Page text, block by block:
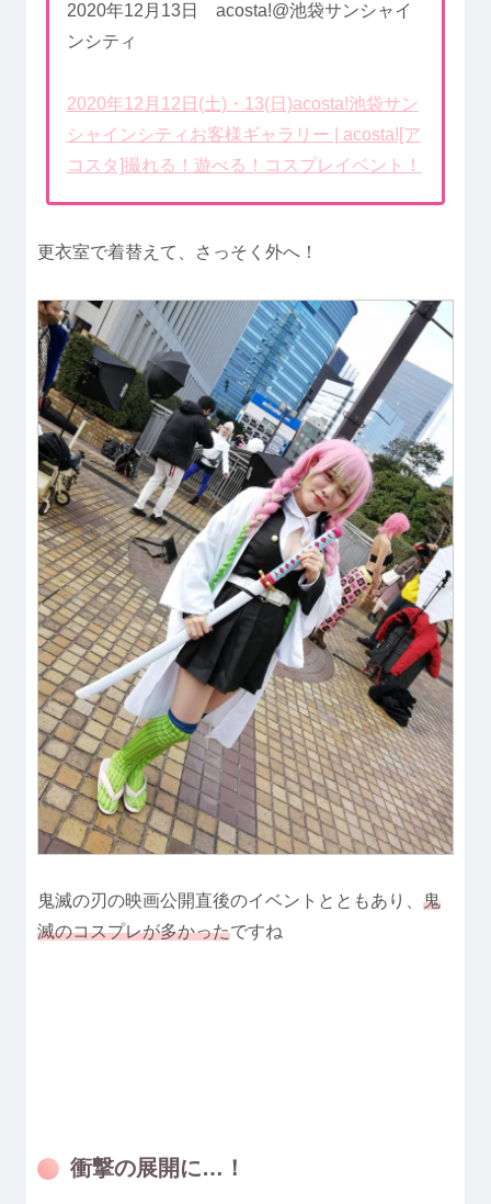
2020年12月13日 acosta!@池袋サンシャイ
ンシティ
2020年12月12日(土)・13(日)acosta!池袋サン
シャインシティお客様ギャラリー | acosta![ア
コスタ]撮れる！遊べる！コスプレイベント！
更衣室で着替えて、さっそく外へ！
鬼滅の刃の映画公開直後のイベントとともあり、 鬼
滅のコスプレが多かったですね
衝撃の展開に…！